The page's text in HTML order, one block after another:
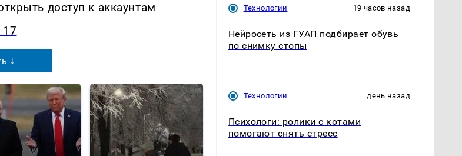
доступ к аккаунтам
17
↓
Технологии 19 часов назад
Нейросеть из ГУАП подбирает обувь
по снимку стопы
Технологии день назад
Психологи: ролики с котами
помогают снять стресс